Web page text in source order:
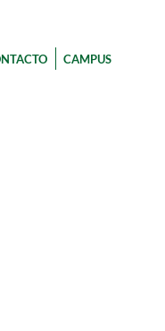
CAMPUS